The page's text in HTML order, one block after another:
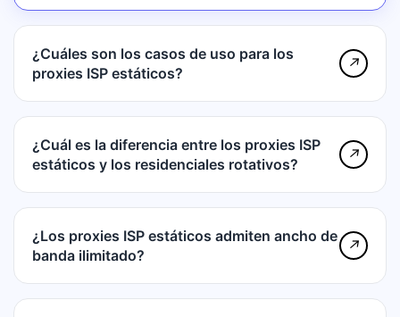
¿Cuáles son los casos de uso para los
proxies ISP estáticos?
↗
¿Cuál es la diferencia entre los proxies ISP
estáticos y los residenciales rotativos?
↗
¿Los proxies ISP estáticos admiten ancho de
banda ilimitado?
↗